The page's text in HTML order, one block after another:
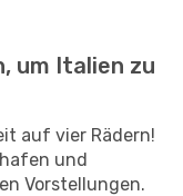
um Italien zu
auf vier Rädern!
und
Vorstellungen.